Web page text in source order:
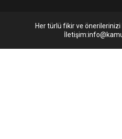
Her türlü fikir ve